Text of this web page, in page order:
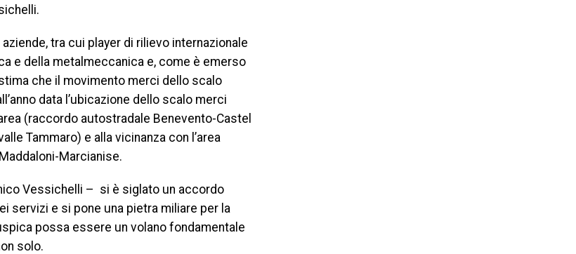
tra cui player di rilievo internazionale
e della metalmeccanica e, come è emerso
che il movimento merci dello scalo
data l’ubicazione dello scalo merci
(raccordo autostradale Benevento-Castel
Tammaro) e alla vicinanza con l’area
Marcianise.
Vessichelli – si è siglato un accordo
servizi e si pone una pietra miliare per la
possa essere un volano fondamentale
solo.